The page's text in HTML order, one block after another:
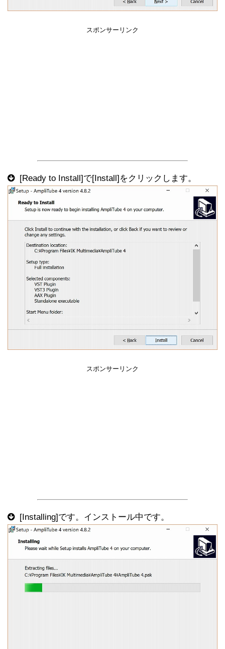
スポンサーリンク
[Ready to Install]で[Install]をクリックします。
スポンサーリンク
[Installing]です。インストール中です。